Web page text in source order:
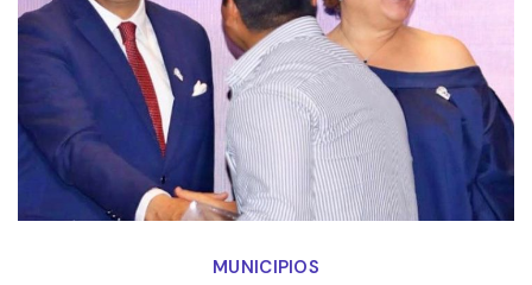
MUNICIPIOS